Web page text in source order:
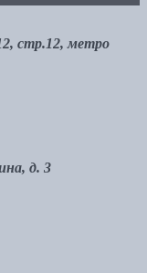
стр.12, метро
д. 3